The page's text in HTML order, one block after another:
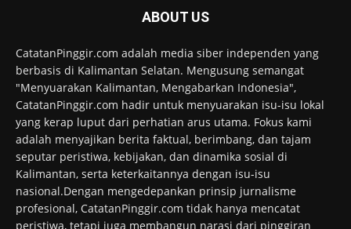
ABOUT US
CatatanPinggir.com adalah media siber independen yang
berbasis di Kalimantan Selatan. Mengusung semangat
"Menyuarakan Kalimantan, Mengabarkan Indonesia",
CatatanPinggir.com hadir untuk menyuarakan isu-isu lokal
yang kerap luput dari perhatian arus utama. Fokus kami
adalah menyajikan berita faktual, berimbang, dan tajam
seputar peristiwa, kebijakan, dan dinamika sosial di
Kalimantan, serta keterkaitannya dengan isu-isu
nasional.Dengan mengedepankan prinsip jurnalisme
profesional, CatatanPinggir.com tidak hanya mencatat
peristiwa, tetapi juga membangun narasi dari pinggiran